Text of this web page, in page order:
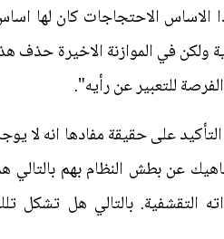
الاساس الاحتجاجات كان لها
معونات مالية شهرية ولكن في الموازنة الاخيرة حذف
للتعبير عن رأيه".
على حقيقة مفادها انه لا
عن بطش النظام بهم بالتالي
التقشفية. بالتالي هل تشكل